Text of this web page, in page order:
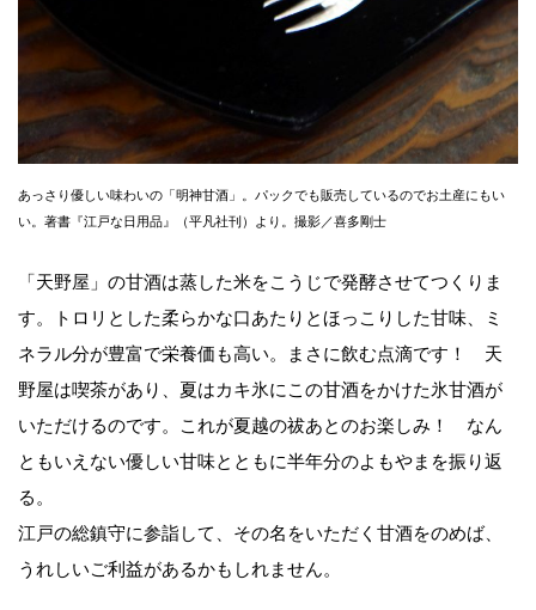
あっさり優しい味わいの「明神甘酒」。パックでも販売しているのでお土産にもい
い。著書『江戸な日用品』（平凡社刊）より。撮影／喜多剛士
「天野屋」の甘酒は蒸した米をこうじで発酵させてつくりま
す。トロリとした柔らかな口あたりとほっこりした甘味、ミ
ネラル分が豊富で栄養価も高い。まさに飲む点滴です！ 天
野屋は喫茶があり、夏はカキ氷にこの甘酒をかけた氷甘酒が
いただけるのです。これが夏越の祓あとのお楽しみ！ なん
ともいえない優しい甘味とともに半年分のよもやまを振り返
る。
江戸の総鎮守に参詣して、その名をいただく甘酒をのめば、
うれしいご利益があるかもしれません。